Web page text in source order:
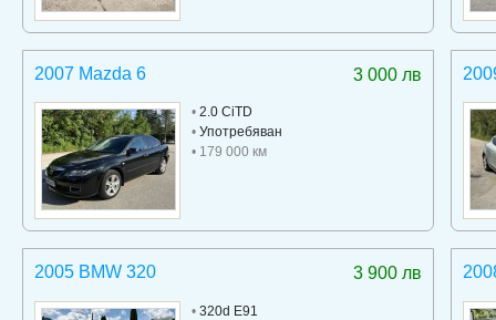
3 000 лв
2007 Mazda 6
• 2.0 CiTD
• Употребяван
• 179 000 км
3 900 лв
2005 BMW 320
• 320d E91